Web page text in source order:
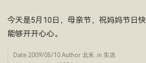
今天是5月10日，母亲节，祝妈妈节日
能够开开心心。
Date 2009/05/10.Author 北禾 .in 生活.